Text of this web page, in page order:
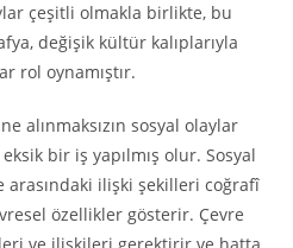
çeşitli olmakla birlikte, bu
değişik kültür kalıplarıyla
rol oynamıştır.
alınmaksızın sosyal olaylar
bir iş yapılmış olur. Sosyal
arasındaki ilişki şekilleri coğrafî
özellikler gösterir. Çevre